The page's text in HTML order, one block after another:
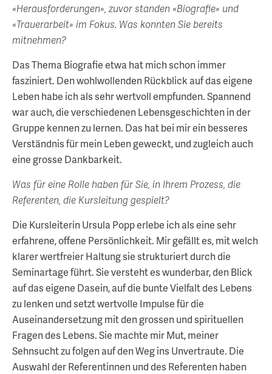
«Herausforderungen», zuvor standen «Biografie» und
«Trauerarbeit» im Fokus. Was konnten Sie bereits
mitnehmen?
Das Thema Biografie etwa hat mich schon immer
fasziniert. Den wohlwollenden Rückblick auf das eigene
Leben habe ich als sehr wertvoll empfunden. Spannend
war auch, die verschiedenen Lebensgeschichten in der
Gruppe kennen zu lernen. Das hat bei mir ein besseres
Verständnis für mein Leben geweckt, und zugleich auch
eine grosse Dankbarkeit.
Was für eine Rolle haben für Sie, in Ihrem Prozess, die
Referenten, die Kursleitung gespielt?
Die Kursleiterin Ursula Popp erlebe ich als eine sehr
erfahrene, offene Persönlichkeit. Mir gefällt es, mit welch
klarer wertfreier Haltung sie strukturiert durch die
Seminartage führt. Sie versteht es wunderbar, den Blick
auf das eigene Dasein, auf die bunte Vielfalt des Lebens
zu lenken und setzt wertvolle Impulse für die
Auseinandersetzung mit den grossen und spirituellen
Fragen des Lebens. Sie machte mir Mut, meiner
Sehnsucht zu folgen auf den Weg ins Unvertraute. Die
Auswahl der Referentinnen und des Referenten haben